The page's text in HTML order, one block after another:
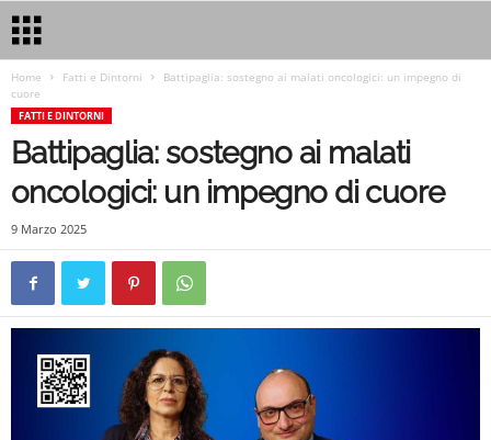
Home Fatti e Dintorni
Battipaglia: sostegno ai malati oncologici: un impegno di
cuore
FATTI E DINTORNI
Battipaglia: sostegno ai malati
oncologici: un impegno di cuore
9 Marzo 2025